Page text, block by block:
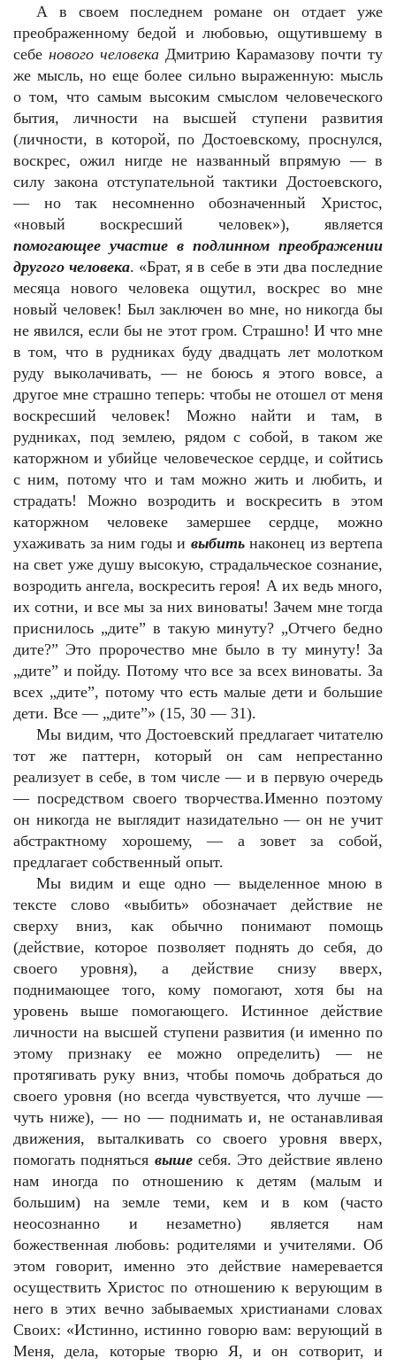
А в своем последнем романе он отдает уже
преображенному бедой и любовью, ощутившему в
себе нового человека Дмитрию Карамазову почти ту
же мысль, но еще более сильно выраженную: мысль
о том, что самым высоким смыслом человеческого
бытия, личности на высшей ступени развития
(личности, в которой, по Достоевскому, проснулся,
воскрес, ожил нигде не названный впрямую — в
силу закона отступательной тактики Достоевского,
— но так несомненно обозначенный Христос,
«новый воскресший человек»), является
помогающее участие в подлинном преображении
другого человека. «Брат, я в себе в эти два последние
месяца нового человека ощутил, воскрес во мне
новый человек! Был заключен во мне, но никогда бы
не явился, если бы не этот гром. Страшно! И что мне
в том, что в рудниках буду двадцать лет молотком
руду выколачивать, — не боюсь я этого вовсе, а
другое мне страшно теперь: чтобы не отошел от меня
воскресший человек! Можно найти и там, в
рудниках, под землею, рядом с собой, в таком же
каторжном и убийце человеческое сердце, и сойтись
с ним, потому что и там можно жить и любить, и
страдать! Можно возродить и воскресить в этом
каторжном человеке замершее сердце, можно
ухаживать за ним годы и выбитьнаконец из вертепа
на свет уже душу высокую, страдальческое сознание,
возродить ангела, воскресить героя! А их ведь много,
их сотни, и все мы за них виноваты! Зачем мне тогда
приснилось „дите” в такую минуту? „Отчего бедно
дите?” Это пророчество мне было в ту минуту! За
„дите” и пойду. Потому что все за всех виноваты. За
всех „дите”, потому что есть малые дети и большие
дети. Все — „дите”» (15, 30 — 31).
Мы видим, что Достоевский предлагает читателю
тот же паттерн, который он сам непрестанно
реализует в себе, в том числе — и в первую очередь
— посредством своего творчества.Именно поэтому
он никогда не выглядит назидательно — он не учит
абстрактному хорошему, — а зовет за собой,
предлагает собственный опыт.
Мы видим и еще одно — выделенное мною в
тексте слово «выбить» обозначает действие не
сверху вниз, как обычно понимают помощь
(действие, которое позволяет поднять до себя, до
своего уровня), а действие снизу вверх,
поднимающее того, кому помогают, хотя бы на
уровень выше помогающего. Истинное действие
личности на высшей ступени развития (и именно по
этому признаку ее можно определить) — не
протягивать руку вниз, чтобы помочь добраться до
своего уровня (но всегда чувствуется, что лучше —
чуть ниже), — но — поднимать и, не останавливая
движения, выталкивать со своего уровня вверх,
помогать подняться вышесебя. Это действие явлено
нам иногда по отношению к детям (малым и
большим) на земле теми, кем и в ком (часто
неосознанно и незаметно) является нам
божественная любовь: родителями и учителями. Об
этом говорит, именно это действие намеревается
осуществить Христос по отношению к верующим в
него в этих вечно забываемых христианами словах
Своих: «Истинно, истинно говорю вам: верующий в
Меня, дела, которые творю Я, и он сотворит, и